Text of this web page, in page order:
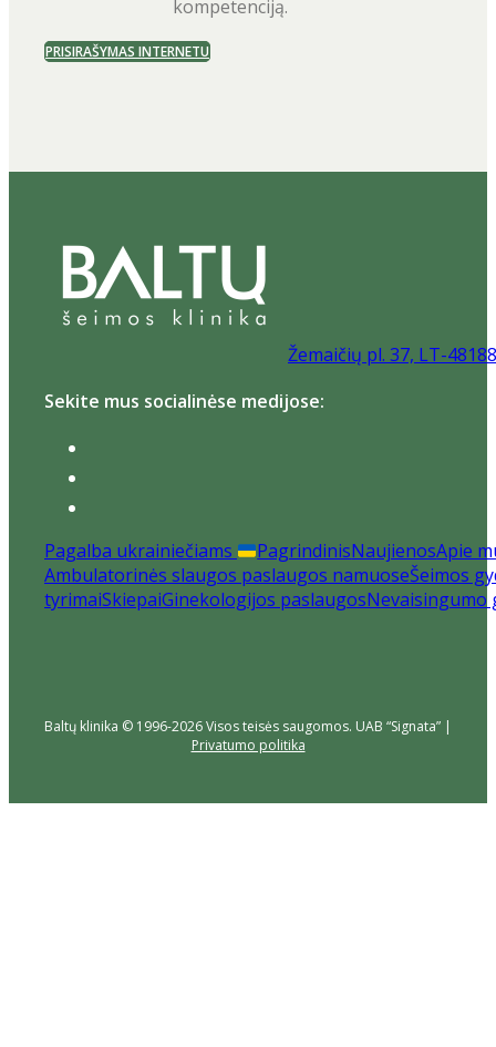
kompetenciją.
PRISIRAŠYMAS INTERNETU
Žemaičių pl. 37, LT-
Sekite mus socialinėse medijose:
Pagalba ukrainiečiams PagrindinisNaujienosApie
Ambulatorinės slaugos paslaugos namuoseŠeimos
tyrimaiSkiepaiGinekologijos paslaugosNevaisingumo
Baltų klinika © 1996-2026 Visos teisės saugomos. UAB “Signata” |
Privatumo politika